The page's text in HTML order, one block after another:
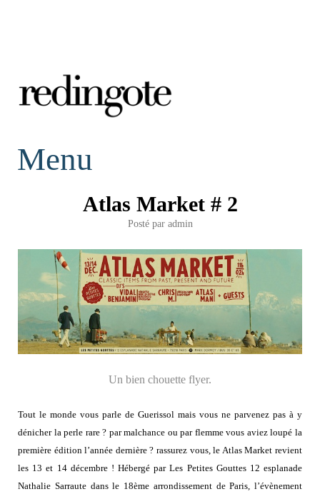
redingote.
Menu
Atlas Market # 2
Posté par admin
Un bien chouette flyer.
Tout le monde vous parle de Guerissol mais vous ne parvenez pas à y
dénicher la perle rare ? par malchance ou par flemme vous aviez loupé la
première édition l’année dernière ? rassurez vous, le Atlas Market revient
les 13 et 14 décembre ! Hébergé par Les Petites Gouttes 12 esplanade
Nathalie Sarraute dans le 18ème arrondissement de Paris, l’évènement